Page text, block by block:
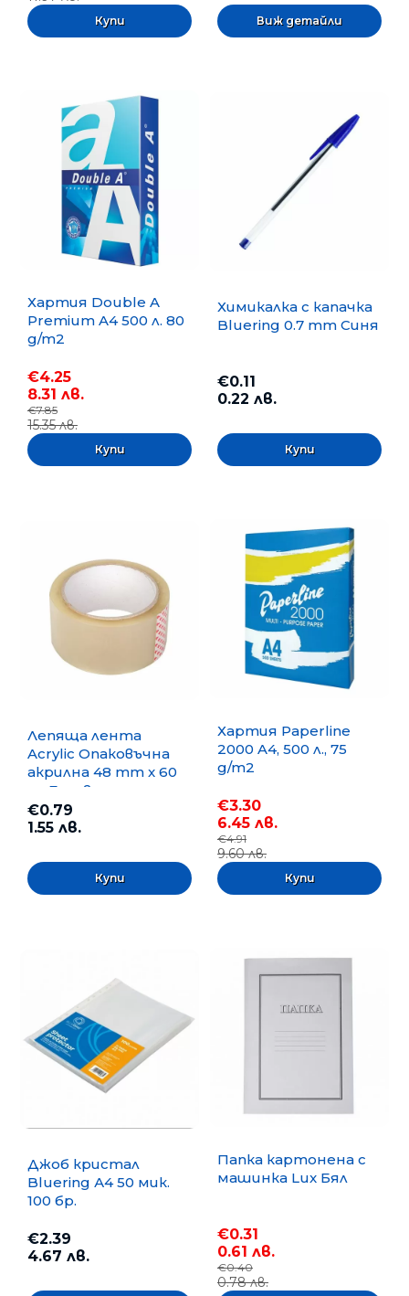
Виж детайли
Хартия Double A
Premium A4 500 л. 80
g/m2
€4.25
8.31 лв.
€7.85
15.35 лв.
Химикалка с капачка
Bluering 0.7 mm Синя
€0.11
0.22 лв.
Лепяща лента
Acrylic Опаковъчна
акрилна 48 mm x 60
m, Безцветна
€0.79
1.55 лв.
Хартия Paperline
2000 A4, 500 л., 75
g/m2
€3.30
6.45 лв.
€4.91
9.60 лв.
Джоб кристал
Bluering А4 50 мик.
100 бр.
€2.39
4.67 лв.
Папка картонена с
машинка Lux Бял
€0.31
0.61 лв.
€0.40
0.78 лв.